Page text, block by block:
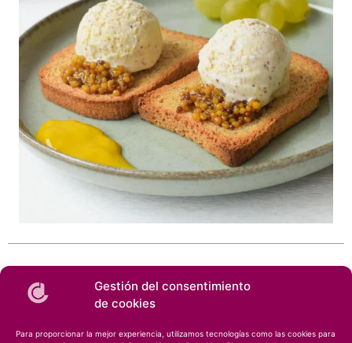
Gestión del consentimiento
de cookies
Para proporcionar la mejor experiencia, utilizamos tecnologías como las cookies para
Comparte este artículo